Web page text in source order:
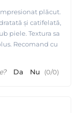
plăcut.
și catifelată,
piele. Textura sa
Recomand cu
Da Nu (0/0)